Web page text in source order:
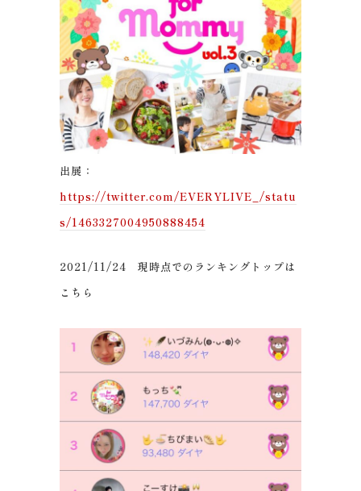
出展：
https://twitter.com/EVERYLIVE_/statu
s/1463327004950888454
2021/11/24 現時点でのランキングトップは
こちら